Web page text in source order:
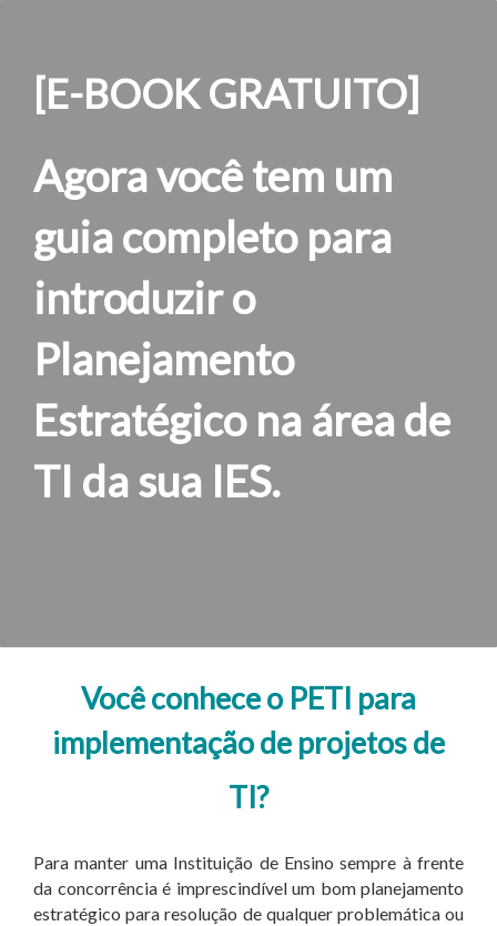
[E-BOOK GRATUITO]
Agora você tem um
guia completo para
introduzir o
Planejamento
Estratégico na área de
TI da sua IES.
Você conhece o PETI para
implementação de projetos de
TI?
Para manter uma Instituição de Ensino sempre à frente
da concorrência é imprescindível um bom planejamento
estratégico para resolução de qualquer problemática ou